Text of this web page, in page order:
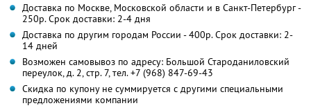
Доставка по Москве, Московской области и в Санкт-Петербург -
250р. Срок доставки: 2-4 дня
Доставка по другим городам России - 400р. Срок доставки: 2-
14 дней
Возможен самовывоз по адресу: Большой Староданиловский
переулок, д. 2, стр. 7, тел. +7 (968) 847-69-43
Скидка по купону не суммируется с другими специальными
предложениями компании